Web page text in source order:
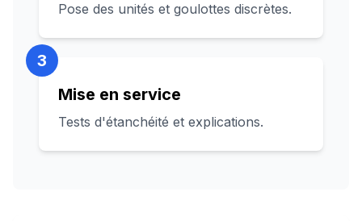
Pose des unités et goulottes discrètes.
3
Mise en service
Tests d'étanchéité et explications.